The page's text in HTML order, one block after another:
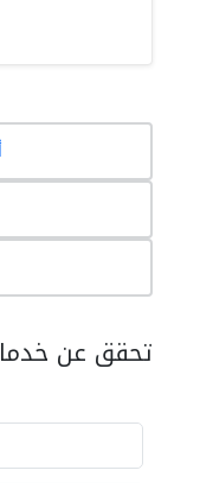
تحقق عن